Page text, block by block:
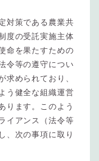
対策である農業共
度の受託実施主体
命を果たすための
令等の遵守につい
求められており、
う健全な組織運営
ります。このよう
イアンス（法令等
、次の事項に取り